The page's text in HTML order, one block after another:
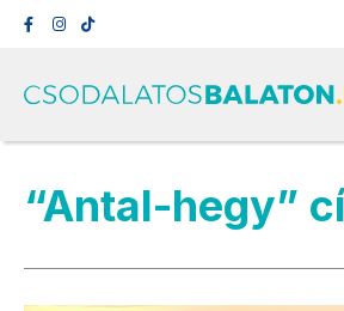
“Antal-hegy”